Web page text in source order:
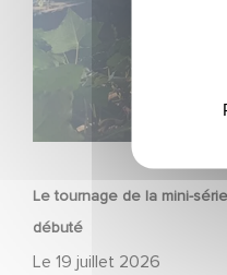
Le tournage de la mini-
débuté
Le 19 juillet 2026